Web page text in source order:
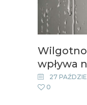
WPISY
wpływa
27
0